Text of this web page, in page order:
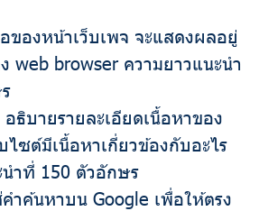
องหน้าเว็บเพจ จะแสดงผลอยู่
web browser ความยาวแนะนำ
ธิบายรายละเอียดเนื้อหาของ
ไซต์มีเนื้อหาเกี่ยวข้องกับอะไร
นำที่ 150 ตัวอักษร
ำค้นหาบน Google เพื่อให้ตรง